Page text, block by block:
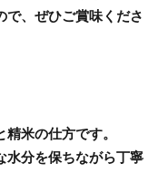
で、ぜひご賞味くださ
米の仕方です。
水分を保ちながら丁寧